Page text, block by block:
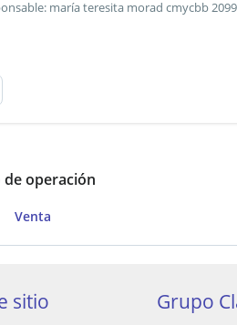
de operación
Venta
sitio Grupo